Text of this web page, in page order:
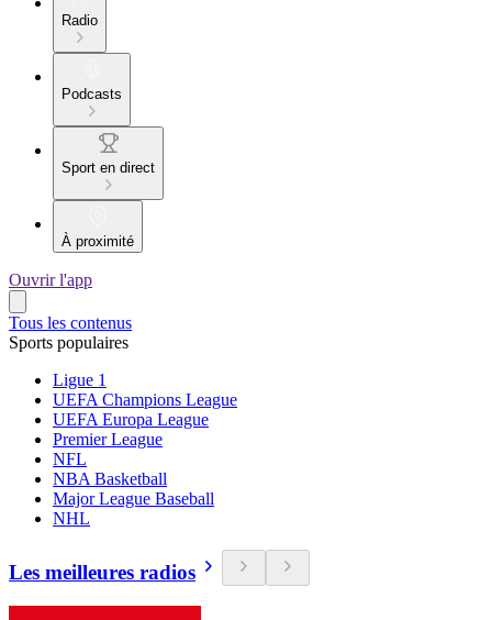
Radio
Podcasts
Sport en direct
À proximité
Ouvrir l'app
Tous les contenus
Sports populaires
Ligue 1
UEFA Champions League
UEFA Europa League
Premier League
NFL
NBA Basketball
Major League Baseball
NHL
Les meilleures radios